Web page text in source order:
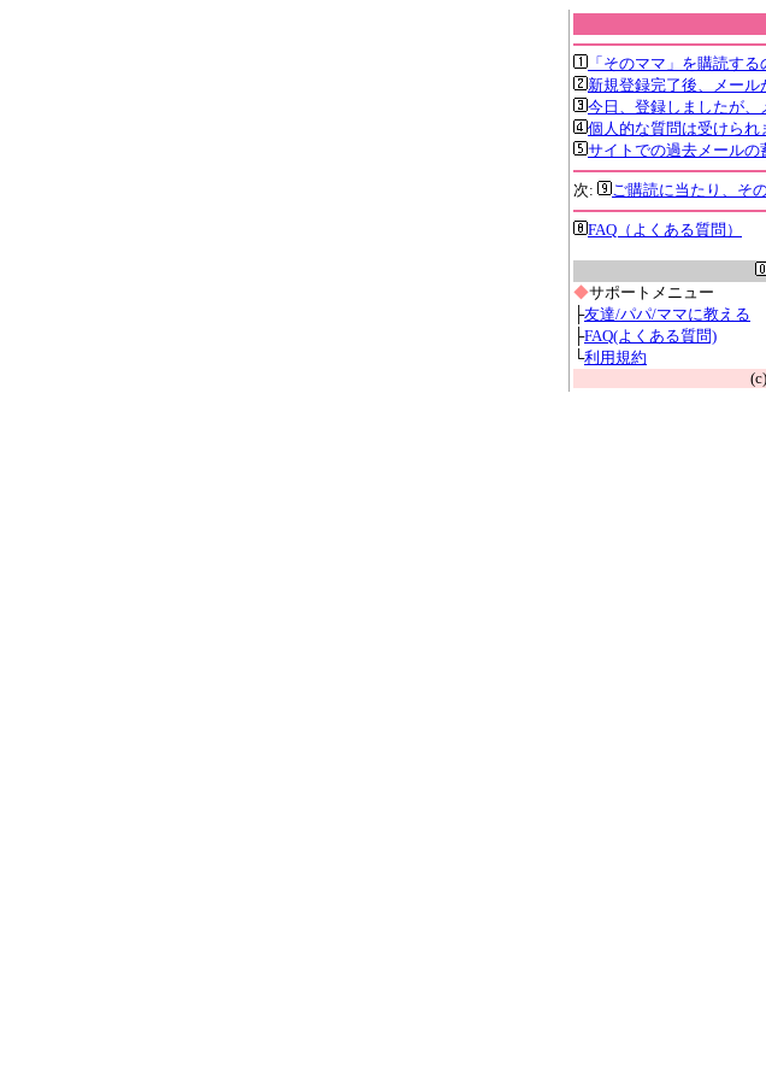
「そのママ」を購読す
新規登録完了後、メール
今日、登録しましたが、
個人的な質問は受けられ
サイトでの過去メールの
次: ご購読に当たり、そ
FAQ（よくある質問）
◆サポートメニュー
├友達/パパ/ママに教える
├FAQ(よくある質問)
└利用規約